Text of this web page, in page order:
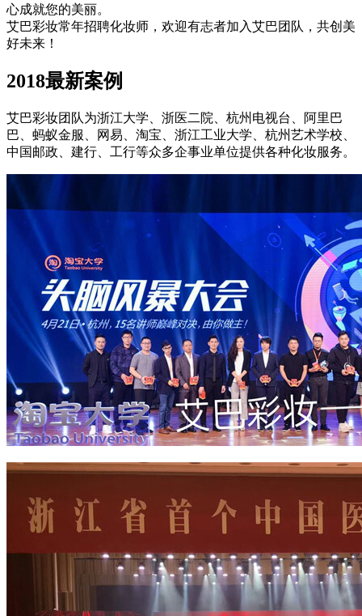
心成就您的美丽。
艾巴彩妆常年招聘化妆师，欢迎有志者加入艾巴团队，共创美
好未来！
2018最新案例
艾巴彩妆团队为浙江大学、浙医二院、杭州电视台、阿里巴
巴、蚂蚁金服、网易、淘宝、浙江工业大学、杭州艺术学校、
中国邮政、建行、工行等众多企事业单位提供各种化妆服务。